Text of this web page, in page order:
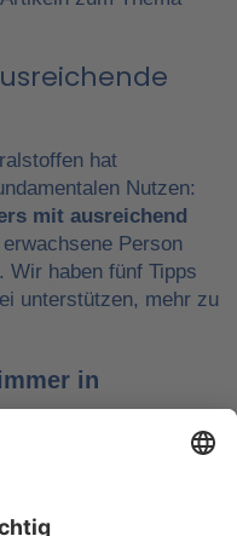
hat
Nutzen:
mit ausreichend
Person
. Wir haben fünf Tipps
unterstützen, mehr zu
in
Freizeit: Wasser
unterwegs immer